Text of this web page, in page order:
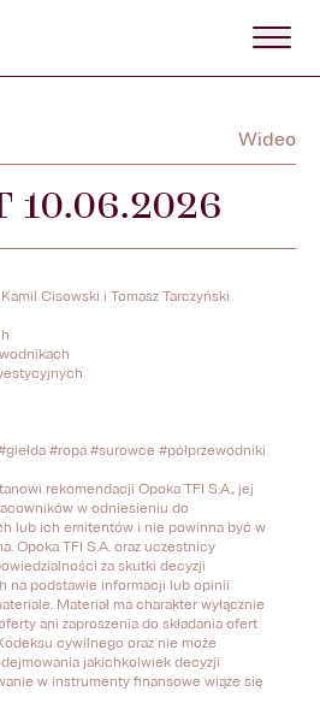
Wideo
10.06.2026
Cisowski i Tomasz Tarczyński
#ropa #surowce #półprzewodniki
rekomendacji Opoka TFI S.A., jej
w odniesieniu do
lub ich emitentów i nie powinna być w
Opoka TFI S.A. oraz uczestnicy
za skutki decyzji
na podstawie informacji lub opinii
Materiał ma charakter wyłącznie
ani zaproszenia do składania ofert
cywilnego oraz nie może
jakichkolwiek decyzji
w instrumenty finansowe wiąże się